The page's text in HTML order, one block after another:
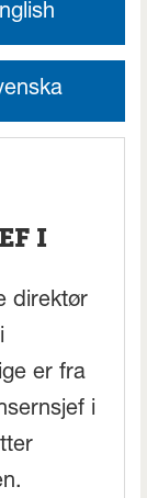
I
direktør
er fra
i